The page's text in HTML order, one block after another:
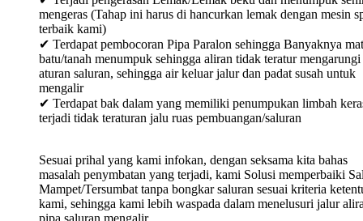
mengeras (Tahap ini harus di hancurkan lemak dengan mesin
terbaik kami)
✔ Terdapat pembocoran Pipa Paralon sehingga Banyaknya
batu/tanah menumpuk sehingga aliran tidak teratur mengarungi
aturan saluran, sehingga air keluar jalur dan padat susah untuk
mengalir
✔ Terdapat bak dalam yang memiliki penumpukan limbah
terjadi tidak teraturan jalu ruas pembuangan/saluran
Sesuai prihal yang kami infokan, dengan seksama kita bahas
masalah penymbatan yang terjadi, kami Solusi memperbaiki
Mampet/Tersumbat tanpa bongkar saluran sesuai kriteria
kami, sehingga kami lebih waspada dalam menelusuri jalur